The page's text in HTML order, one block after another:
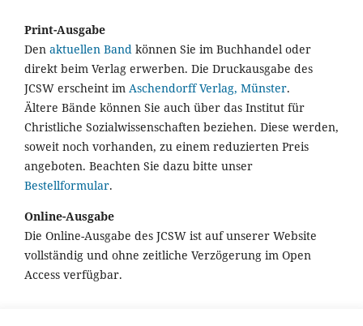
Print-Ausgabe
Den aktuellen Band können Sie im Buchhandel oder
direkt beim Verlag erwerben. Die Druckausgabe des
JCSW erscheint im Aschendorff Verlag, Münster.
Ältere Bände können Sie auch über das Institut für
Christliche Sozialwissenschaften beziehen. Diese werden,
soweit noch vorhanden, zu einem reduzierten Preis
angeboten. Beachten Sie dazu bitte unser
Bestellformular.
Online-Ausgabe
Die Online-Ausgabe des JCSW ist auf unserer Website
vollständig und ohne zeitliche Verzögerung im Open
Access verfügbar.